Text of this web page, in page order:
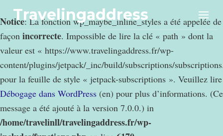
Notice: La fonction wp_maybe_inline_styles a été appelée de
façon incorrecte. Impossible de lire la clé « path » dont la
valeur est « https://www.travelingaddress.fr/wp-
content/plugins/jetpack/_inc/build/subscriptions/
pour la feuille de style « jetpack-subscriptions ». Veuillez lire
Débogage dans WordPress (en) pour plus d’informations. (Ce
message a été ajouté à la version 7.0.0.) in
/home/travelinll/travelingaddress.fr/wp-
Travelingaddress